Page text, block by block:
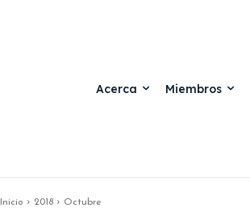
Acerca Miembros
Inicio 2018 Octubre